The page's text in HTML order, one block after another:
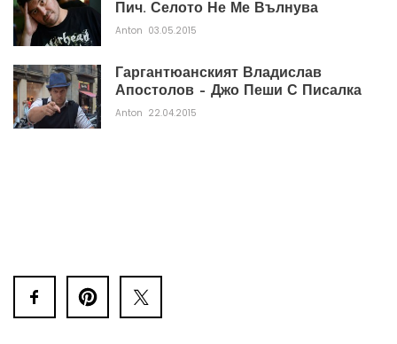
Пич. Селото Не Ме Вълнува
Anton 03.05.2015
Гаргантюанският Владислав
Апостолов – Джо Пеши С Писалка
Anton 22.04.2015